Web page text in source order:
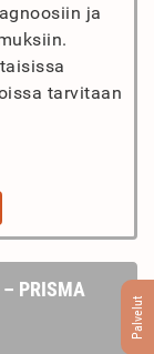
Palvelut
ja
tarvitaan
PRISMA